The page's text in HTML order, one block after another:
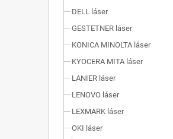
DELL láser
GESTETNER láser
KONICA MINOLTA láser
KYOCERA MITA láser
LANIER láser
LENOVO láser
LEXMARK láser
OKI láser